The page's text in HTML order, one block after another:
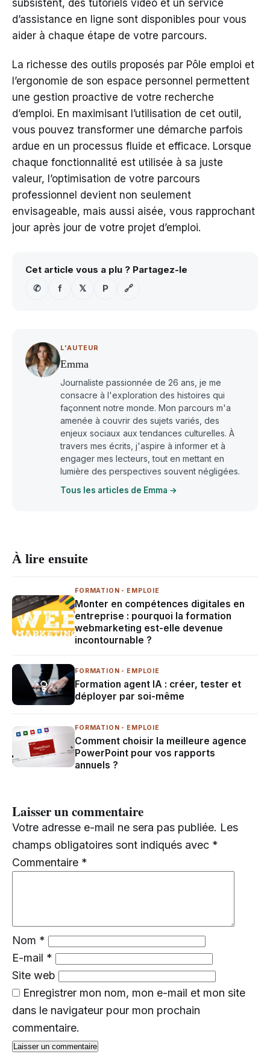
subsistent, des tutoriels vidéo et un service
d’assistance en ligne sont disponibles pour vous
aider à chaque étape de votre parcours.
La richesse des outils proposés par Pôle emploi et
l’ergonomie de son espace personnel permettent
une gestion proactive de votre recherche
d’emploi. En maximisant l’utilisation de cet outil,
vous pouvez transformer une démarche parfois
ardue en un processus fluide et efficace. Lorsque
chaque fonctionnalité est utilisée à sa juste
valeur, l’optimisation de votre parcours
professionnel devient non seulement
envisageable, mais aussi aisée, vous rapprochant
jour après jour de votre projet d’emploi.
Cet article vous a plu ? Partagez-le
✆
f 𝕏 P 🔗
L'AUTEUR
Emma
Journaliste passionnée de 26 ans, je me
consacre à l'exploration des histoires qui
façonnent notre monde. Mon parcours m'a
amenée à couvrir des sujets variés, des
enjeux sociaux aux tendances culturelles. À
travers mes écrits, j'aspire à informer et à
engager mes lecteurs, tout en mettant en
lumière des perspectives souvent négligées.
Tous les articles de Emma →
À lire ensuite
FORMATION - EMPLOIE
Monter en compétences digitales en
entreprise : pourquoi la formation
webmarketing est-elle devenue
incontournable ?
FORMATION - EMPLOIE
Formation agent IA : créer, tester et
déployer par soi-même
FORMATION - EMPLOIE
Comment choisir la meilleure agence
PowerPoint pour vos rapports
annuels ?
Laisser un commentaire
Votre adresse e-mail ne sera pas publiée. Les
champs obligatoires sont indiqués avec *
Commentaire *
Nom *
E-mail *
Site web
Enregistrer mon nom, mon e-mail et mon site
dans le navigateur pour mon prochain
commentaire.